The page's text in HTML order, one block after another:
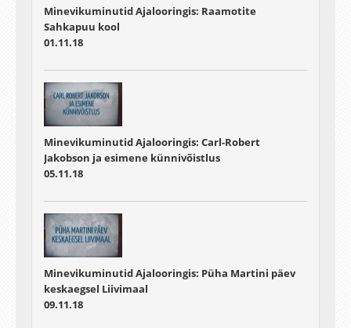
Minevikuminutid Ajalooringis: Raamotite
Sahkapuu kool
01.11.18
Minevikuminutid Ajalooringis: Carl-Robert
Jakobson ja esimene künnivõistlus
05.11.18
Minevikuminutid Ajalooringis: Püha Martini päev
keskaegsel Liivimaal
09.11.18